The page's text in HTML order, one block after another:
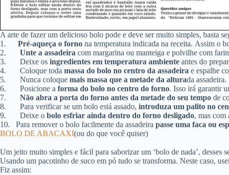
A arte de fazer um delicioso bolo pode e deve ser muito simples, basta
1. Pré-aqueça o forno na temperatura indicada na receita. Assim o
2. Unte a assadeira com margarina ou manteiga e polvilhe com
3. Deixe os ingredientes em temperatura ambiente antes do
4. Coloque toda massa do bolo no centro da assadeira e espalhe
5. Nunca coloque mais massa que a metade da alturada assadeira.
6. Posicione a forma do bolo no centro do forno. Isso irá garantir
7. Não abra a porta do forno antes da metade do seu tempo de
8. Para verificar se um bolo está assado, introduza um palito no
9. Deixe o bolo esfriar ainda dentro do forno desligado, mas com
10. Para remover o bolo facilmente da assadeira passe uma faca ou
BOLO DE ABACAXI(ou do que você quiser)
Um jeito muito simples e fácil para saborizar um ‘bolo de nada’, desses
Usando um pacotinho de suco em pó tudo se transforma. Neste caso,
Fiz assim: